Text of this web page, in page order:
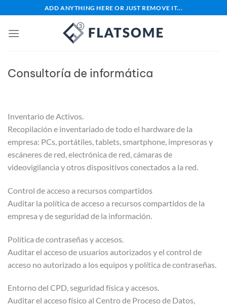
al
contenido
ADD ANYTHING HERE OR JUST REMOVE IT...
Consultoría de informática
Inventario de Activos.
Recopilación e inventariado de todo el hardware de la
empresa: PCs, portátiles, tablets, smartphone, impresoras y
escáneres de red, electrónica de red, cámaras de
videovigilancia y otros dispositivos conectados a la red.
Control de acceso a recursos compartidos
Auditar la política de acceso a recursos compartidos de la
empresa y de seguridad de la información.
Política de contraseñas y accesos.
Auditar el acceso de usuarios autorizados y el control de
acceso no autorizado a los equipos y política de contraseñas.
Entorno del CPD, seguridad física y accesos.
Auditar el acceso físico al Centro de Proceso de Datos,